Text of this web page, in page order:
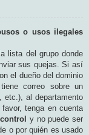
o usos ilegales
lista del grupo donde
sus quejas. Si así
el dueño del dominio
correo sobre un
etc.), al departamento
tenga en cuenta
y no puede ser
o por quién es usado